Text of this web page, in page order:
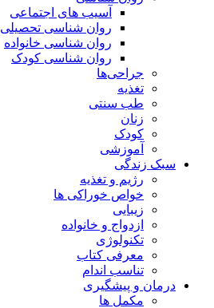
آسیب های اجتماعی
روان شناسی تحصیلی
روان شناسی خانواده
روان شناسی کودک
جراحی‌ها
تغذیه
طب سنتی
زنان
کودک
آموزشی
سبک زندگی
رژیم و تغذیه
خواص خوراکی ها
زیبایی
ازدواج و خانواده
تکنولوژی
معرفی کتاب
تناسب اندام
درمان و پیشگیری
مکمل ها